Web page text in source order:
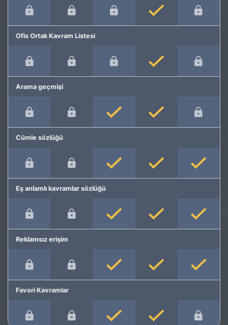
Ofis Ortak Kavram Listesi
Arama geçmişi
Cümle sözlüğü
Eş anlamlı kavramlar sözlüğü
Reklamsız erişim
Favori Kavramlar